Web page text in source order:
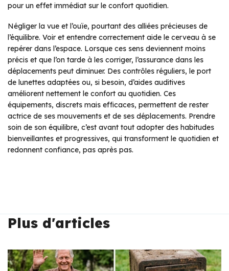
pour un effet immédiat sur le confort quotidien.
Négliger la vue et l’ouïe, pourtant des alliées précieuses de
l’équilibre. Voir et entendre correctement aide le cerveau à se
repérer dans l’espace. Lorsque ces sens deviennent moins
précis et que l’on tarde à les corriger, l’assurance dans les
déplacements peut diminuer. Des contrôles réguliers, le port
de lunettes adaptées ou, si besoin, d’aides auditives
améliorent nettement le confort au quotidien. Ces
équipements, discrets mais efficaces, permettent de rester
actrice de ses mouvements et de ses déplacements. Prendre
soin de son équilibre, c’est avant tout adopter des habitudes
bienveillantes et progressives, qui transforment le quotidien et
redonnent confiance, pas après pas.
Plus d'articles